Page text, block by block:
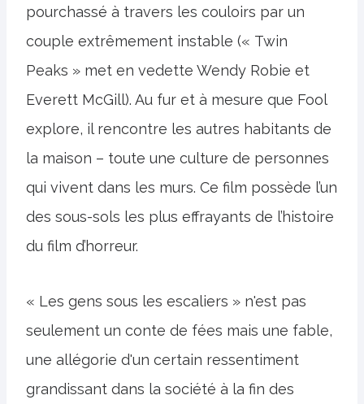
pourchassé à travers les couloirs par un
couple extrêmement instable (« Twin
Peaks » met en vedette Wendy Robie et
Everett McGill). Au fur et à mesure que Fool
explore, il rencontre les autres habitants de
la maison – toute une culture de personnes
qui vivent dans les murs. Ce film possède l’un
des sous-sols les plus effrayants de l’histoire
du film d’horreur.
« Les gens sous les escaliers » n'est pas
seulement un conte de fées mais une fable,
une allégorie d'un certain ressentiment
grandissant dans la société à la fin des